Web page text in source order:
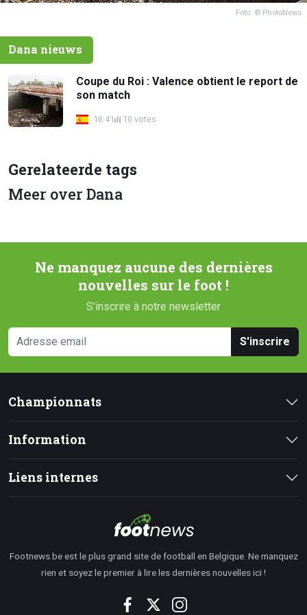
Foto: © PhotoNews
Dana nieuws
Coupe du Roi : Valence obtient le report de
son match
16:41 10 votes
Gerelateerde tags
Meer over Dana
Ne manquez aucune des dernières
nouvelles sur le foot !
S'inscrire à notre newsletter
S'inscrire
Championnats
Information
Liens internes
Footnews.be est le plus grand site de football en Belgique. Ne manquez
rien et soyez le premier à lire les dernières nouvelles ici !